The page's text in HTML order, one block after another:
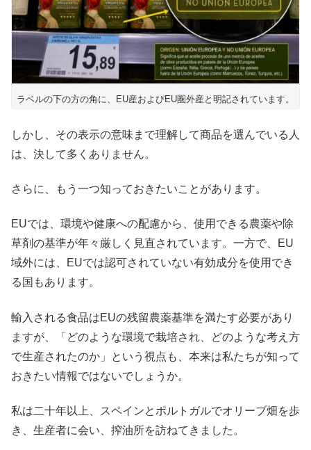
ラベルの下の方の角に、EU産およびEU圏外産と明記されています。
しかし、その表示の意味まで理解して商品を選んでいる人
は、決して多くありません。
さらに、もう一つ知っておきたいことがあります。
EUでは、環境や健康への配慮から、使用できる農薬や除
草剤の基準が年々厳しく見直されています。一方で、EU
域外には、EUでは認可されていない有効成分を使用でき
る国もあります。
輸入される食品はEUの残留農薬基準を満たす必要があり
ますが、「どのような環境で栽培され、どのような考え方
で生産されたのか」という視点も、本来は私たちが知って
おきたい情報ではないでしょうか。
私は二十年以上、スペインとポルトガルでオリーブ畑を歩
き、生産者に会い、搾油所を訪ねてきました。